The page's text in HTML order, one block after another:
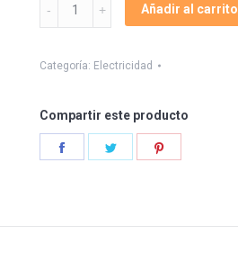
3249
quantity
Añadir al carrito
Categoría: Electricidad
Compartir este producto